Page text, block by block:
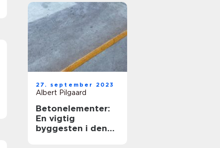
27. september 2023
Albert Pilgaard
Betonelementer:
En vigtig
byggesten i den